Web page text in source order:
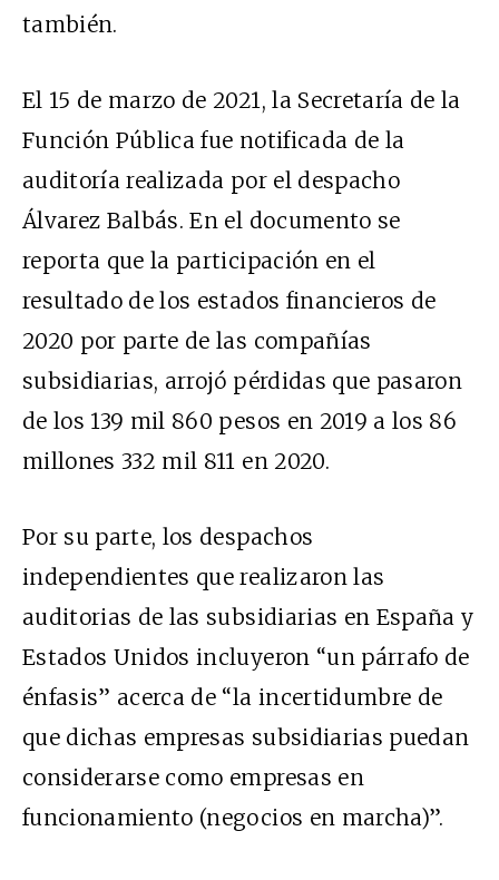
también.
El 15 de marzo de 2021, la Secretaría de la
Función Pública fue notificada de la
auditoría realizada por el despacho
Álvarez Balbás. En el documento se
reporta que la participación en el
resultado de los estados financieros de
2020 por parte de las compañías
subsidiarias, arrojó pérdidas que pasaron
de los 139 mil 860 pesos en 2019 a los 86
millones 332 mil 811 en 2020.
Por su parte, los despachos
independientes que realizaron las
auditorias de las subsidiarias en España y
Estados Unidos incluyeron “un párrafo de
énfasis” acerca de “la incertidumbre de
que dichas empresas subsidiarias puedan
considerarse como empresas en
funcionamiento (negocios en marcha)”.